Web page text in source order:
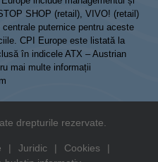
SHOP (retail), VIVO! (retail)
puternice pentru aceste
CPI Europe este listată la
în indicele ATX – Austrian
mai multe informații
drepturile rezervate.
| Juridic | Cookies
|